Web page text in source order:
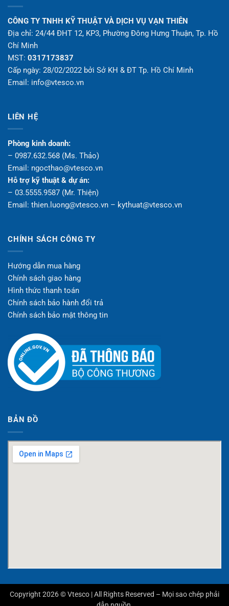
CÔNG TY TNHH KỸ THUẬT VÀ DỊCH VỤ VẠN THIÊN
Địa chỉ: 24/44 ĐHT 12, KP3, Phường Đông Hưng Thuận, Tp. Hồ
Chí Minh
MST: 0317173837
Cấp ngày: 28/02/2022 bởi Sở KH & ĐT Tp. Hồ Chí Minh
Email: info@vtesco.vn
LIÊN HỆ
Phòng kinh doanh:
– 0987.632.568 (Ms. Thảo)
Email: ngocthao@vtesco.vn
Hỗ trợ kỹ thuật & dự án:
– 03.5555.9587 (Mr. Thiện)
Email: thien.luong@vtesco.vn – kythuat@vtesco.vn
CHÍNH SÁCH CÔNG TY
Hướng dẫn mua hàng
Chính sách giao hàng
Hình thức thanh toán
Chính sách bảo hành đổi trả
Chính sách bảo mật thông tin
BẢN ĐỒ
Copyright 2026 © Vtesco | All Rights Reserved – Mọi sao chép phải